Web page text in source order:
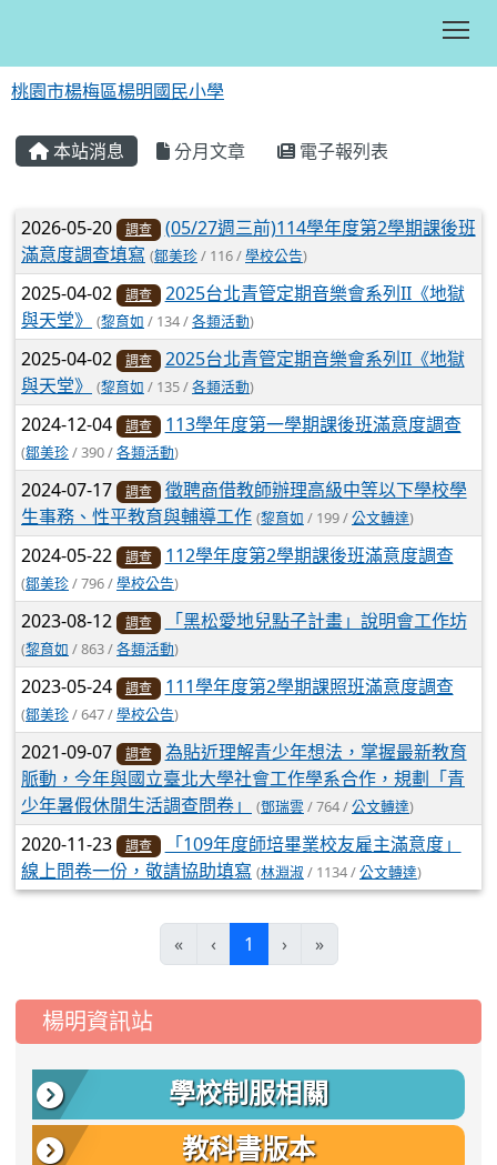
桃園市楊梅區楊明國民小學
本站消息 分月文章 電子報列表
文章列表
2026-05-20 調查
(05/27週三前)114學年度第2學期課後班
滿意度調查填寫 (鄒美珍/ 116 /學校公告)
2025-04-02 調查
2025台北青管定期音樂會系列II《地獄
與天堂》
(黎育如 / 134 /各類活動)
2025-04-02 調查
2025台北青管定期音樂會系列II《地獄
與天堂》
(黎育如 / 135 /各類活動)
2024-12-04 調查 113學年度第一學期課後班滿意度調查
(鄒美珍/ 390 /各類活動)
2024-07-17 調查
徵聘商借教師辦理高級中等以下學校學
生事務、性平教育與輔導工作 (黎育如 / 199 /公文轉達)
2024-05-22 調查 112學年度第2學期課後班滿意度調查
(鄒美珍/ 796 /學校公告)
2023-08-12 調查 「黑松愛地兒點子計畫」說明會工作坊
(黎育如 / 863 /各類活動)
2023-05-24 調查 111學年度第2學期課照班滿意度調查
(鄒美珍/ 647 /學校公告)
2021-09-07 調查
為貼近理解青少年想法，掌握最新教育
脈動，今年與國立臺北大學社會工作學系合作，規劃「青
少年暑假休閒生活調查問卷」
(鄧瑞雲 / 764 /公文轉達)
2020-11-23 調查
「109年度師培畢業校友雇主滿意度」
線上問卷一份，敬請協助填寫 (林淵淑 / 1134 /公文轉達)
« ‹ 1 (current)
› »
::: 楊明資訊站
學校制服相關
教科書版本